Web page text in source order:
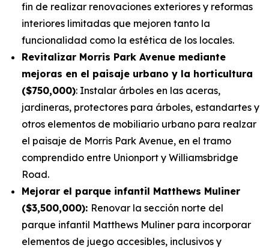
fin de realizar renovaciones exteriores y reformas
interiores limitadas que mejoren tanto la
funcionalidad como la estética de los locales.
Revitalizar Morris Park Avenue mediante
mejoras en el paisaje urbano y la horticultura
($750,000): Instalar árboles en las aceras,
jardineras, protectores para árboles, estandartes y
otros elementos de mobiliario urbano para realzar
el paisaje de Morris Park Avenue, en el tramo
comprendido entre Unionport y Williamsbridge
Road.
Mejorar el parque infantil Matthews Muliner
($3,500,000): Renovar la sección norte del
parque infantil Matthews Muliner para incorporar
elementos de juego accesibles, inclusivos y